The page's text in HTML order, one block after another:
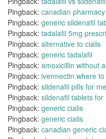
Pingback: canadian
Pingback: generic sildenafil
Pingback: tadalafil 5mg
Pingback: alternative to cialis
Pingback: generic tadalafil
Pingback: amoxicillin without
Pingback: ivermectin where to
Pingback: sildenafil pills for
Pingback: sildenafil tablets for
Pingback: generic cialis
Pingback: generic cialis
Pingback: canadian generic